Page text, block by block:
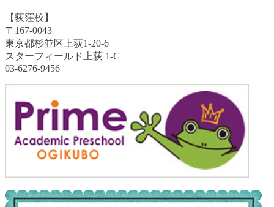
【荻窪校】
〒167-0043
東京都杉並区上荻1-20-6
スターフィールド上荻 1-C
03-6276-9456